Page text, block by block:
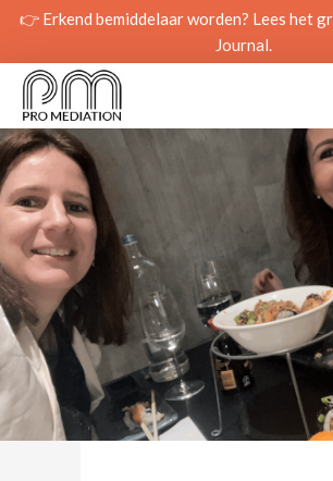
👉 Erkend bemiddelaar worden? Lees het
Journal.